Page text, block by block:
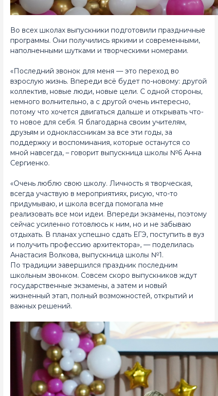
Во всех школах выпускники подготовили праздничные
программы. Они получились яркими и современными,
наполненными шутками и творческими номерами.
«Последний звонок для меня — это переход во
взрослую жизнь. Впереди всё будет по-новому: другой
коллектив, новые люди, новые цели. С одной стороны,
немного волнительно, а с другой очень интересно,
потому что хочется двигаться дальше и открывать что-
то новое для себя. Я благодарна своим учителям,
друзьям и одноклассникам за все эти годы, за
поддержку и воспоминания, которые останутся со
мной навсегда, – говорит выпускница школы №6 Анна
Сергиенко.
«Очень люблю свою школу. Личность я творческая,
всегда участвую в мероприятиях, рисую, что-то
придумываю, и школа всегда помогала мне
реализовать все мои идеи. Впереди экзамены, поэтому
сейчас усиленно готовлюсь к ним, но и не забываю
отдыхать. В планах успешно сдать ЕГЭ, поступить в вуз
и получить профессию архитектора», — поделилась
Анастасия Волкова, выпускница школы №1.
По традиции завершился праздник последним
школьным звонком. Совсем скоро выпускников ждут
государственные экзамены, а затем и новый
жизненный этап, полный возможностей, открытий и
важных решений.